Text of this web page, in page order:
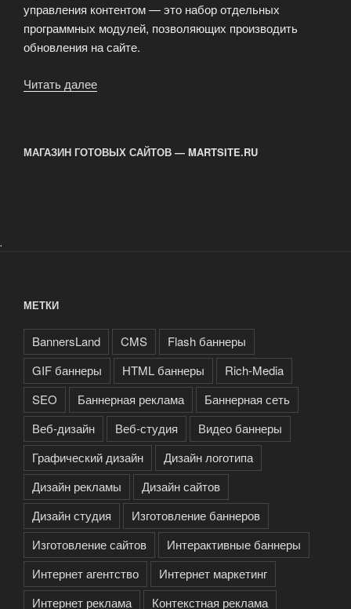
управления контентом — это набор отдельных
программных модулей, позволяющих производить
обновления на сайте.
Читать далее
Ваших
МАГАЗИН ГОТОВЫХ САЙТОВ — MARTSITE.RU
.
МЕТКИ
BannersLand CMS
Flash баннеры
GIF баннеры
HTML баннеры
Rich-Media
SEO
Баннерная реклама
Баннерная сеть
Веб-дизайн
Веб-студия
Видео баннеры
Графический дизайн
Дизайн логотипа
Дизайн рекламы
Дизайн сайтов
Дизайн студия
Изготовление баннеров
Изготовление сайтов
Интерактивные баннеры
Интернет агентство
Интернет маркетинг
Интернет реклама
Контекстная реклама